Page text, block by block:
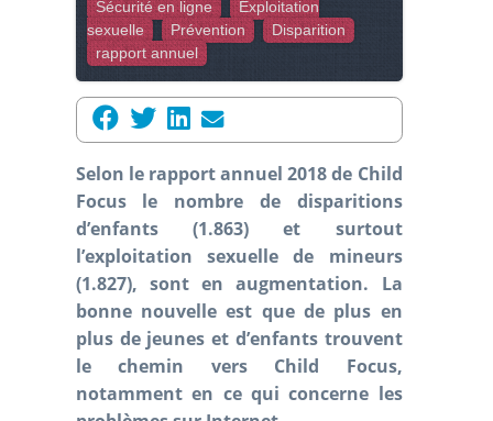
Sécurité en ligne
Exploitation
sexuelle
Prévention
Disparition
rapport annuel
Selon le rapport annuel 2018 de Child
Focus le nombre de disparitions
d’enfants (1.863) et surtout
l’exploitation sexuelle de mineurs
(1.827), sont en augmentation. La
bonne nouvelle est que de plus en
plus de jeunes et d’enfants trouvent
le chemin vers Child Focus,
notamment en ce qui concerne les